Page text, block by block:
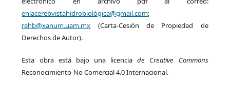
enlacerebvistahidrobiológica@gmail.com;
rehb@xanum.uam.mx (Carta-Cesión de Propiedad de
Derechos de Autor).
Esta obra está bajo una licenciade Creative Commons
Reconocimiento-No Comercial 4.0 Internacional.